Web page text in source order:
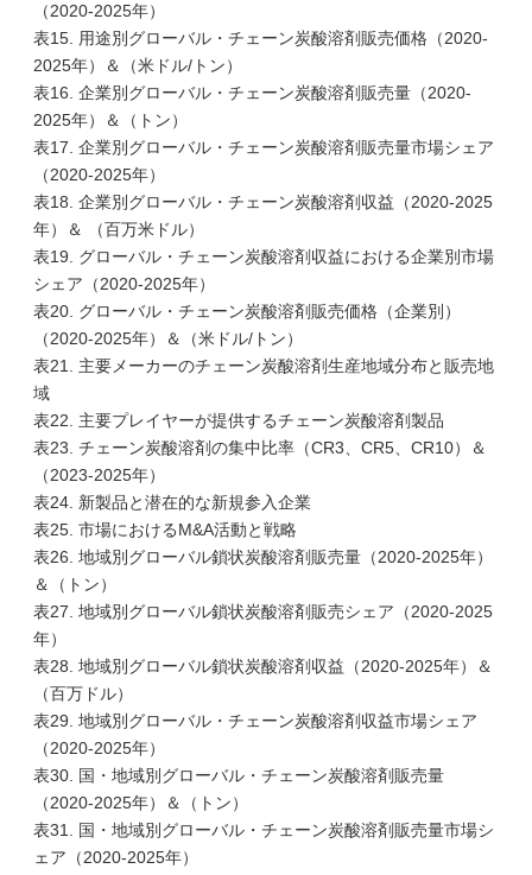
（2020-2025年）
表15. 用途別グローバル・チェーン炭酸溶剤販売価格（2020-
2025年）＆（米ドル/トン）
表16. 企業別グローバル・チェーン炭酸溶剤販売量（2020-
2025年）＆（トン）
表17. 企業別グローバル・チェーン炭酸溶剤販売量市場シェア
（2020-2025年）
表18. 企業別グローバル・チェーン炭酸溶剤収益（2020-2025
年）＆ （百万米ドル）
表19. グローバル・チェーン炭酸溶剤収益における企業別市場
シェア（2020-2025年）
表20. グローバル・チェーン炭酸溶剤販売価格（企業別）
（2020-2025年）＆（米ドル/トン）
表21. 主要メーカーのチェーン炭酸溶剤生産地域分布と販売地
域
表22. 主要プレイヤーが提供するチェーン炭酸溶剤製品
表23. チェーン炭酸溶剤の集中比率（CR3、CR5、CR10）＆
（2023-2025年）
表24. 新製品と潜在的な新規参入企業
表25. 市場におけるM&A活動と戦略
表26. 地域別グローバル鎖状炭酸溶剤販売量（2020-2025年）
＆（トン）
表27. 地域別グローバル鎖状炭酸溶剤販売シェア（2020-2025
年）
表28. 地域別グローバル鎖状炭酸溶剤収益（2020-2025年）＆
（百万ドル）
表29. 地域別グローバル・チェーン炭酸溶剤収益市場シェア
（2020-2025年）
表30. 国・地域別グローバル・チェーン炭酸溶剤販売量
（2020-2025年）＆（トン）
表31. 国・地域別グローバル・チェーン炭酸溶剤販売量市場シ
ェア（2020-2025年）